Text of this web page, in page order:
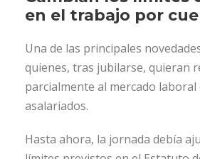
en el trabajo por
Una de las principales
quienes, tras jubilarse, quieran
parcialmente al mercado laboral
asalariados.
Hasta ahora, la jornada debía